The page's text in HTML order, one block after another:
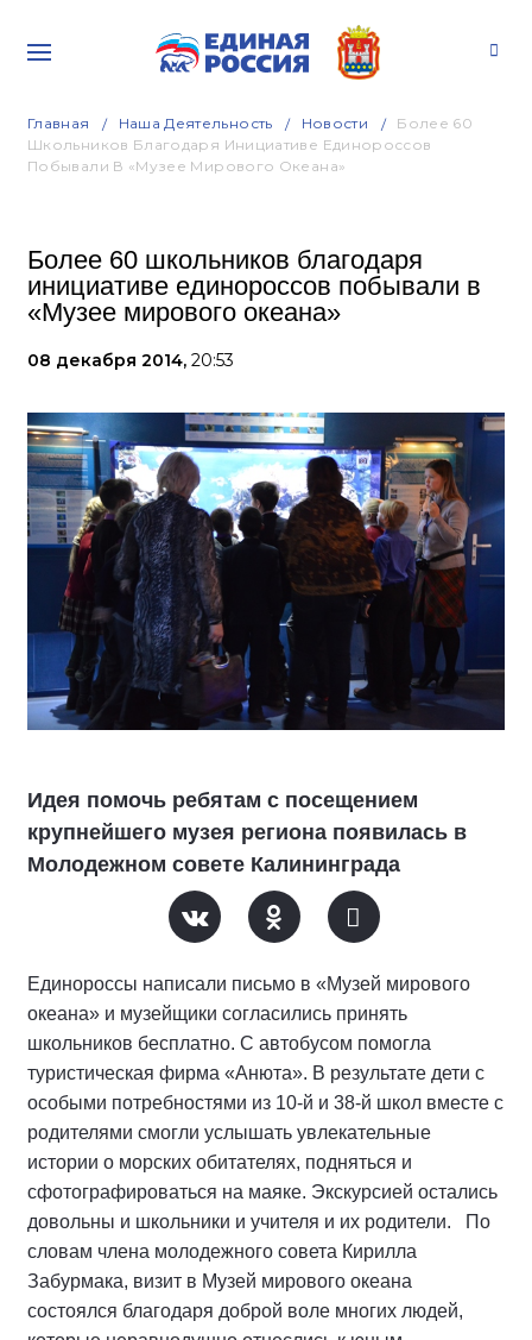
Главная Наша Деятельность Новости
Более 60
Школьников Благодаря Инициативе Единороссов
Побывали В «Музее Мирового Океана»
Более 60 школьников благодаря
инициативе единороссов побывали в
«Музее мирового океана»
08 декабря 2014, 20:53
Идея помочь ребятам с посещением
крупнейшего музея региона появилась в
Молодежном совете Калининграда
Единороссы написали письмо в «Музей мирового
океана» и музейщики согласились принять
школьников бесплатно. С автобусом помогла
туристическая фирма «Анюта». В результате дети с
особыми потребностями из 10-й и 38-й школ вместе с
родителями смогли услышать увлекательные
истории о морских обитателях, подняться и
сфотографироваться на маяке. Экскурсией остались
довольны и школьники и учителя и их родители. По
словам члена молодежного совета Кирилла
Забурмака, визит в Музей мирового океана
состоялся благодаря доброй воле многих людей,